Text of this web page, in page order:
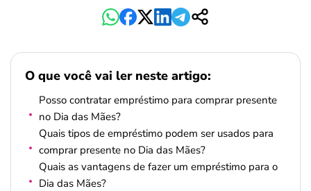
O que você vai ler neste artigo:
Posso contratar empréstimo para comprar presente
no Dia das Mães?
Quais tipos de empréstimo podem ser usados para
comprar presente no Dia das Mães?
Quais as vantagens de fazer um empréstimo para o
Dia das Mães?